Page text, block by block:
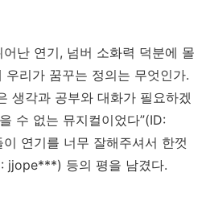
난 연기, 넘버 소화력 덕분에 몰
리가 꿈꾸는 정의는 무엇인가.
생각과 공부와 대화가 필요하겠
수 없는 뮤지컬이었다”(ID:
연기를 너무 잘해주셔서 한껏
jjope***) 등의 평을 남겼다.